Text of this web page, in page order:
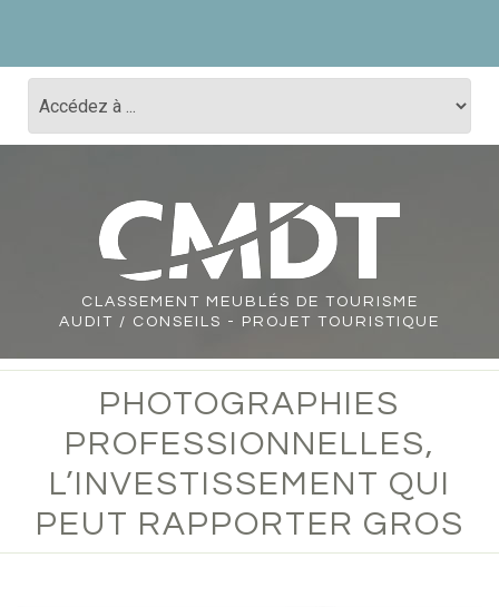
CLASSEMENT
MEUBLÉS DE TOURISME
AUDIT / CONSEILS - PROJET TOURISTIQUE
PHOTOGRAPHIES
PROFESSIONNELLES,
L’INVESTISSEMENT QUI
PEUT RAPPORTER GROS